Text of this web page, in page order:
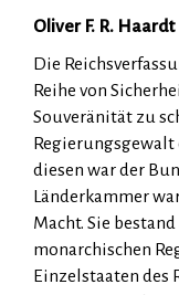
Oliver F. R. Haardt
Die
Reihe von
Souveränität zu
Regierungsgewalt
diesen war der
Länderkammer
Macht. Sie
monarchischen
Einzelstaaten des